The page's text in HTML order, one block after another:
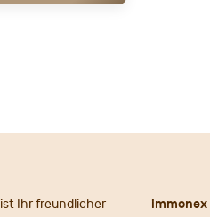
ist Ihr freundlicher
immonex